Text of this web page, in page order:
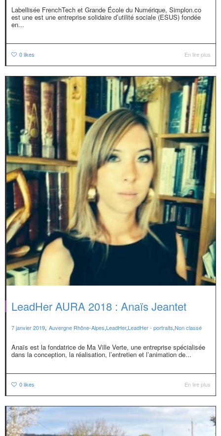
Labellisée FrenchTech et Grande École du Numérique, Simplon.co
est une est une entreprise solidaire d’utilité sociale (ESUS) fondée
en...
0likes En lire plus
LeadHer AURA 2018 : Anaïs Jeantet
7 janvier 2019, Auvergne Rhône-Alpes,LeadHer,LeadHer - portraits,Non classé
Anaïs est la fondatrice de Ma Ville Verte, une entreprise spécialisée
dans la conception, la réalisation, l’entretien et l’animation de...
0likes En lire plus